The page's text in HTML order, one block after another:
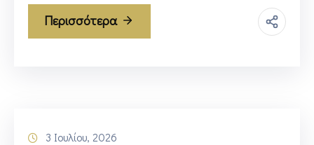
Περισσότερα
3 Ιουλίου, 2026